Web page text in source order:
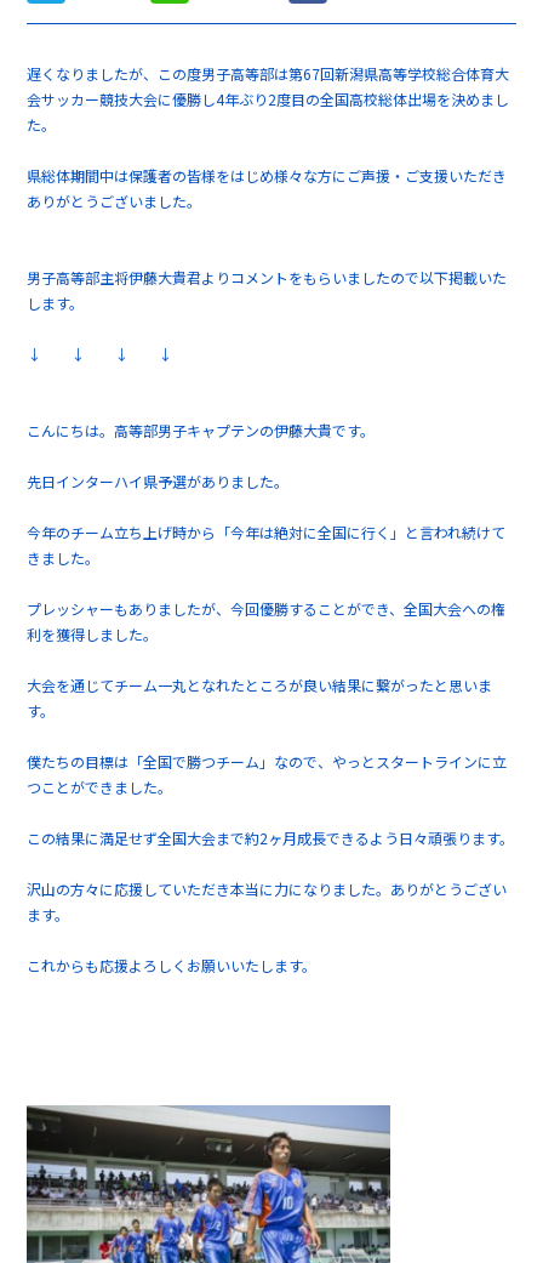
遅くなりましたが、この度男子高等部は第67回新潟県高等学校総合体育大
会サッカー競技大会に優勝し4年ぶり2度目の全国高校総体出場を決めまし
た。
県総体期間中は保護者の皆様をはじめ様々な方にご声援・ご支援いただき
ありがとうございました。
男子高等部主将伊藤大貴君よりコメントをもらいましたので以下掲載いた
します。
↓ ↓ ↓ ↓
こんにちは。高等部男子キャプテンの伊藤大貴です。
先日インターハイ県予選がありました。
今年のチーム立ち上げ時から「今年は絶対に全国に行く」と言われ続けて
きました。
プレッシャーもありましたが、今回優勝することができ、全国大会への権
利を獲得しました。
大会を通じてチーム一丸となれたところが良い結果に繋がったと思いま
す。
僕たちの目標は「全国で勝つチーム」なので、やっとスタートラインに立
つことができました。
この結果に満足せず全国大会まで約2ヶ月成長できるよう日々頑張ります。
沢山の方々に応援していただき本当に力になりました。ありがとうござい
ます。
これからも応援よろしくお願いいたします。